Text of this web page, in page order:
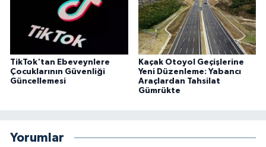
TikTok'tan Ebeveynlere
Çocuklarının Güvenliği
Güncellemesi
Kaçak Otoyol Geçişlerine
Yeni Düzenleme: Yabancı
Araçlardan Tahsilat
Gümrükte
Yorumlar